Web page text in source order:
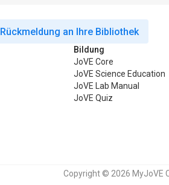
Rückmeldung an Ihre Bibliothek
Bildung
JoVE Core
JoVE Science Education
JoVE Lab Manual
JoVE Quiz
Copyright © 2026 MyJoVE